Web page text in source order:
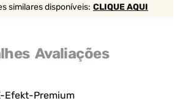
similaresdisponíveis: CLIQUE AQUI
Avaliações